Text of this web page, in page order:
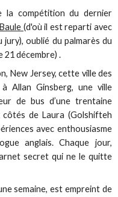
la compétition du dernier
(d'où il est reparti avec
oublié du palmarès du
21 décembre) .
New Jersey, cette ville des
Allan Ginsberg, une ville
de bus d’une trentaine
côtés de Laura (Golshifteh
avec enthousiasme
anglais. Chaque jour,
secret qui ne le quitte
semaine, est empreint de